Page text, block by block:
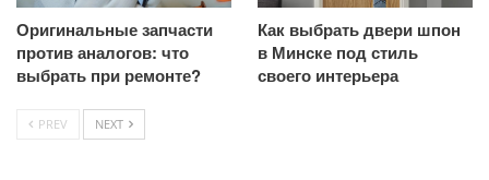
Оригинальные запчасти
против аналогов: что
выбрать при ремонте?
Как выбрать двери шпон
в Минске под стиль
своего интерьера
PREV NEXT